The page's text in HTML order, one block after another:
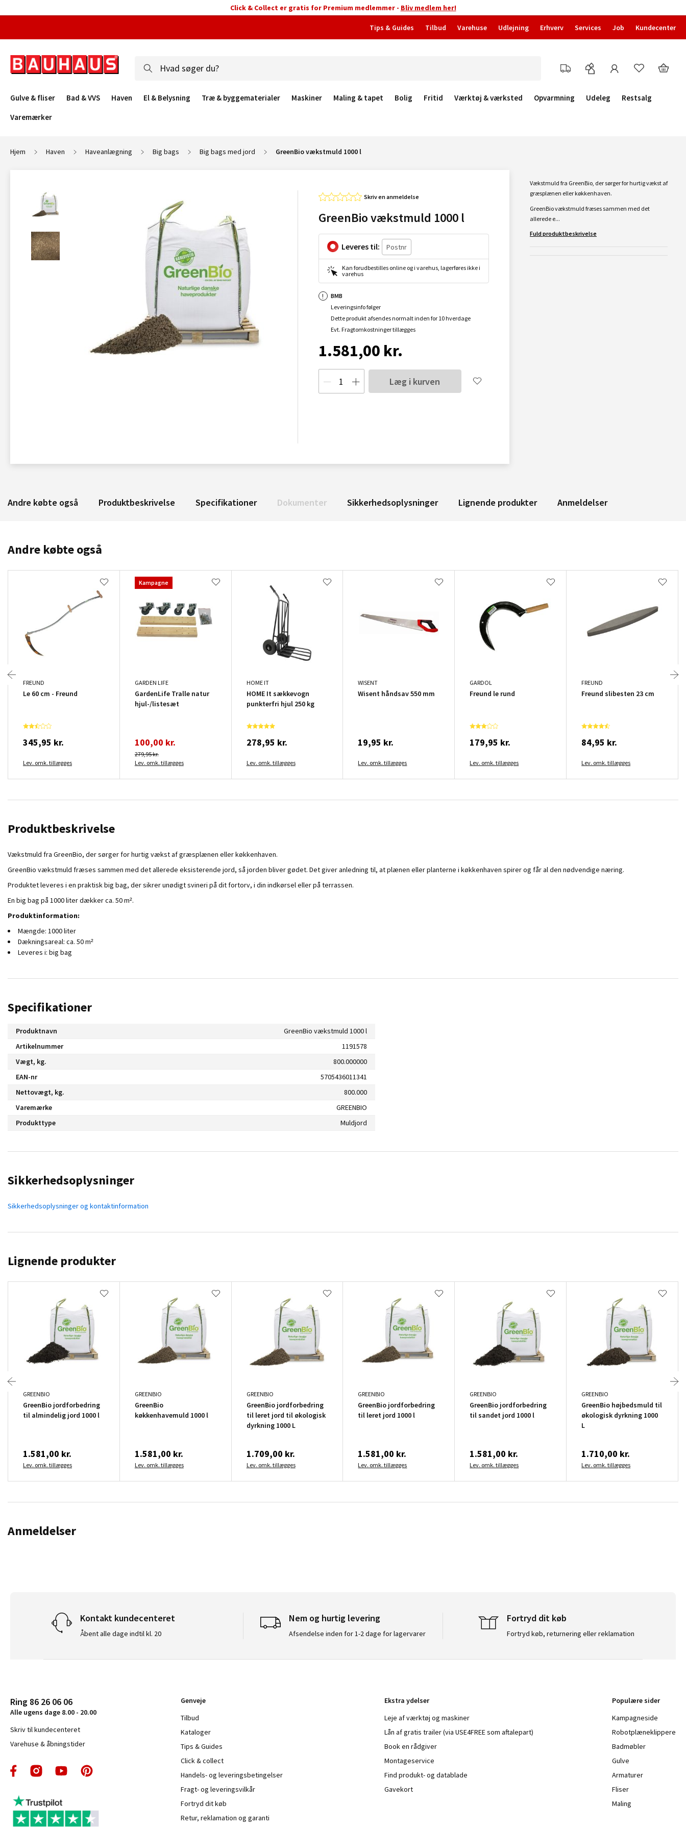
Click & Collect er gratis for Premium medlemmer - Bliv medlem her!
Tips & Guides Tilbud Varehuse Udlejning Erhverv Services Job Kundecenter
Gulve & fliser Bad & VVS Haven El & Belysning Træ & byggematerialer Maskiner Maling & tapet Bolig Fritid Værktøj & værksted Opvarmning Udeleg
Restsalg
Varemærker
Hjem Haven Haveanlægning Big bags Big bags med jord GreenBio vækstmuld 1000 l
Skriv en anmeldelse
GreenBio vækstmuld 1000 l
Leveres til:
Kan forudbestilles online og i varehus, lagerføres ikke i
varehus
BMB
Leveringsinfo følger
Dette produkt afsendes normalt inden for 10 hverdage
Evt. Fragtomkostninger tillægges
1.581,00 kr.
Læg i kurven
Vækstmuld fra GreenBio, der sørger for hurtig vækst af
græsplænen eller køkkenhaven.
GreenBio vækstmuld fræses sammen med det
allerede e...
Fuld produktbeskrivelse
Andre købte også Produktbeskrivelse Specifikationer Dokumenter Sikkerhedsoplysninger Lignende produkter Anmeldelser
Andre købte også
FREUND
Le 60 cm - Freund
345,95 kr.
Lev. omk. tillægges
Kampagne
GARDEN LIFE
GardenLife Tralle natur
hjul-/listesæt
100,00 kr.
279,95 kr.
Lev. omk. tillægges
HOME IT
HOME It sækkevogn
punkterfri hjul 250 kg
278,95 kr.
Lev. omk. tillægges
WISENT
Wisent håndsav 550 mm
19,95 kr.
Lev. omk. tillægges
GARDOL
Freund le rund
179,95 kr.
Lev. omk. tillægges
FREUND
Freund slibesten 23 cm
84,95 kr.
Lev. omk. tillægges
Produktbeskrivelse
Vækstmuld fra GreenBio, der sørger for hurtig vækst af græsplænen eller køkkenhaven.
GreenBio vækstmuld fræses sammen med det allerede eksisterende jord, så jorden bliver gødet. Det giver anledning til, at plænen eller planterne i køkkenhaven spirer og får al den nødvendige næring.
Produktet leveres i en praktisk big bag, der sikrer unødigt svineri på dit fortorv, i din indkørsel eller på terrassen.
En big bag på 1000 liter dækker ca. 50 m².
Produktinformation:
Mængde: 1000 liter
Dækningsareal: ca. 50 m²
Leveres i: big bag
Specifikationer
Produktnavn
GreenBio vækstmuld 1000 l
Artikelnummer
1191578
Vægt, kg.
800.000000
EAN-nr
5705436011341
Nettovægt, kg.
800.000
Varemærke
GREENBIO
Produkttype
Muldjord
Sikkerhedsoplysninger
Sikkerhedsoplysninger og kontaktinformation
Lignende produkter
GREENBIO
GreenBio jordforbedring
til almindelig jord 1000 l
1.581,00 kr.
Lev. omk. tillægges
GREENBIO
GreenBio
køkkenhavemuld 1000 l
1.581,00 kr.
Lev. omk. tillægges
GREENBIO
GreenBio jordforbedring
til leret jord til økologisk
dyrkning 1000 L
1.709,00 kr.
Lev. omk. tillægges
GREENBIO
GreenBio jordforbedring
til leret jord 1000 l
1.581,00 kr.
Lev. omk. tillægges
GREENBIO
GreenBio jordforbedring
til sandet jord 1000 l
1.581,00 kr.
Lev. omk. tillægges
GREENBIO
GreenBio højbedsmuld til
økologisk dyrkning 1000
L
1.710,00 kr.
Lev. omk. tillægges
Anmeldelser
Kontakt kundecenteret
Åbent alle dage indtil kl. 20
Nem og hurtig levering
Afsendelse inden for 1-2 dage for lagervarer
Fortryd dit køb
Fortryd køb, returnering eller reklamation
Ring 86 26 06 06
Alle ugens dage 8.00 - 20.00
Skriv til kundecenteret
Varehuse & åbningstider
Genveje
Tilbud
Kataloger
Tips & Guides
Click & collect
Handels- og leveringsbetingelser
Fragt- og leveringsvilkår
Fortryd dit køb
Retur, reklamation og garanti
Ekstra ydelser
Leje af værktøj og maskiner
Lån af gratis trailer (via USE4FREE som aftalepart)
Book en rådgiver
Montageservice
Find produkt- og datablade
Gavekort
Populære sider
Kampagneside
Robotplæneklippere
Badmøbler
Gulve
Armaturer
Fliser
Maling